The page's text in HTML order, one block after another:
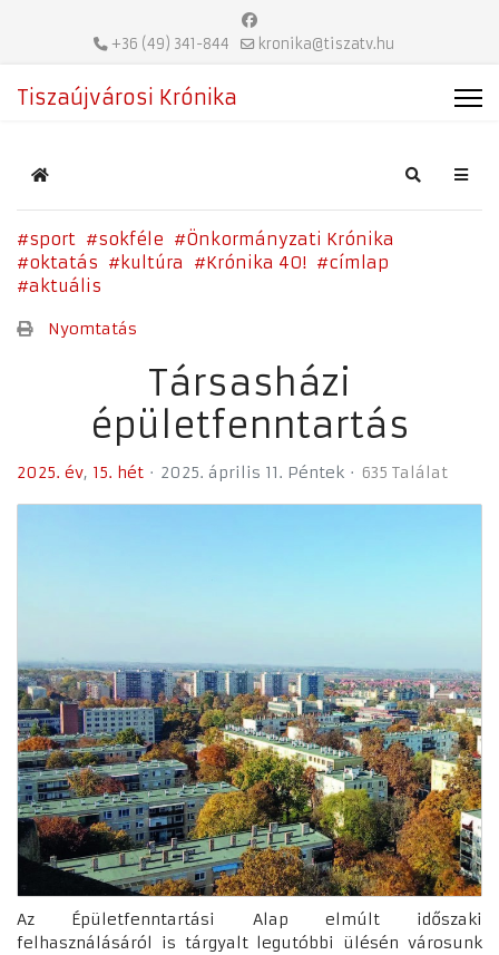
+36 (49) 341-844 kronika@tiszatv.hu
Tiszaújvárosi Krónika
Home Search
sport sokféle
Önkormányzati Krónika
oktatás
kultúra Krónika 40!
címlap
aktuális
Nyomtatás
Társasházi
épületfenntartás
2025. év 15. hét 2025. április 11. Péntek 635 Találat
Az Épületfenntartási Alap elmúlt időszaki
felhasználásáról is tárgyalt legutóbbi ülésén városunk